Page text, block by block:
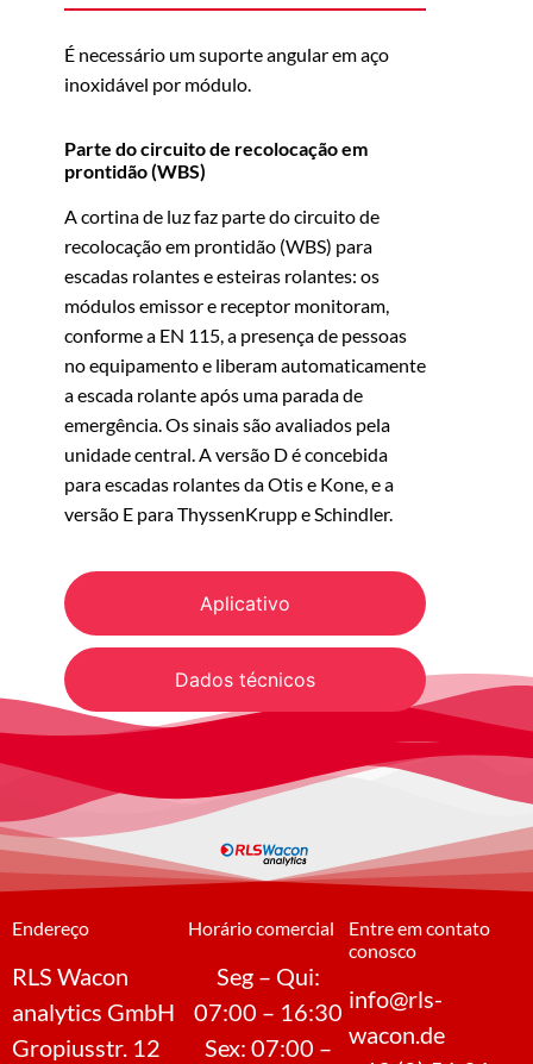
Aplicativo
Dados técnicos
É necessário um suporte angular em aço
inoxidável por módulo.
Parte do circuito de recolocação em
prontidão (WBS)
A cortina de luz faz parte do circuito de
recolocação em prontidão (WBS) para
escadas rolantes e esteiras rolantes: os
módulos emissor e receptor monitoram,
conforme a EN 115, a presença de pessoas
no equipamento e liberam automaticamente
a escada rolante após uma parada de
emergência. Os sinais são avaliados pela
unidade central. A versão D é concebida
para escadas rolantes da Otis e Kone, e a
versão E para ThyssenKrupp e Schindler.
Endereço
RLS Wacon
analytics GmbH
Gropiusstr. 12
Horário comercial
Seg – Qui:
07:00 – 16:30
Sex: 07:00 –
Entre em contato
conosco
info@rls-
wacon.de